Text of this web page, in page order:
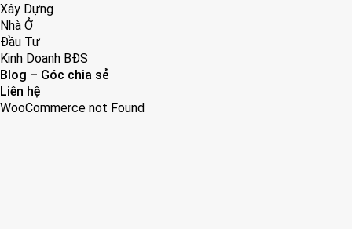
Xây Dựng
Nhà Ở
Đầu Tư
Kinh Doanh BĐS
Blog – Góc chia sẻ
Liên hệ
WooCommerce not Found